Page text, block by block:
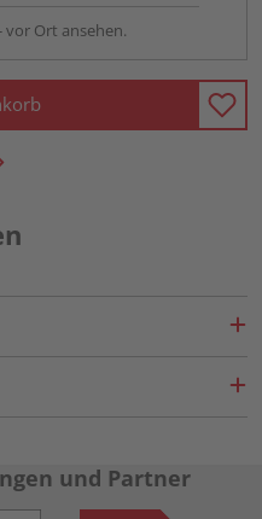
vor Ort ansehen.
und Partner